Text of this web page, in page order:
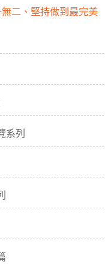
二、堅持做到最完美
二、堅持做到最完美
系列